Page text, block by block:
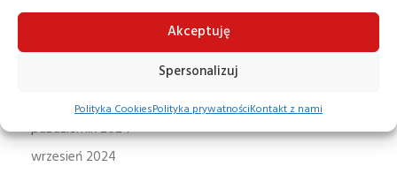
Akceptuję
Spersonalizuj
Polityka CookiesPolityka prywatnościKontakt z nami
luty 2025
listopad 2024
październik 2024
wrzesień 2024